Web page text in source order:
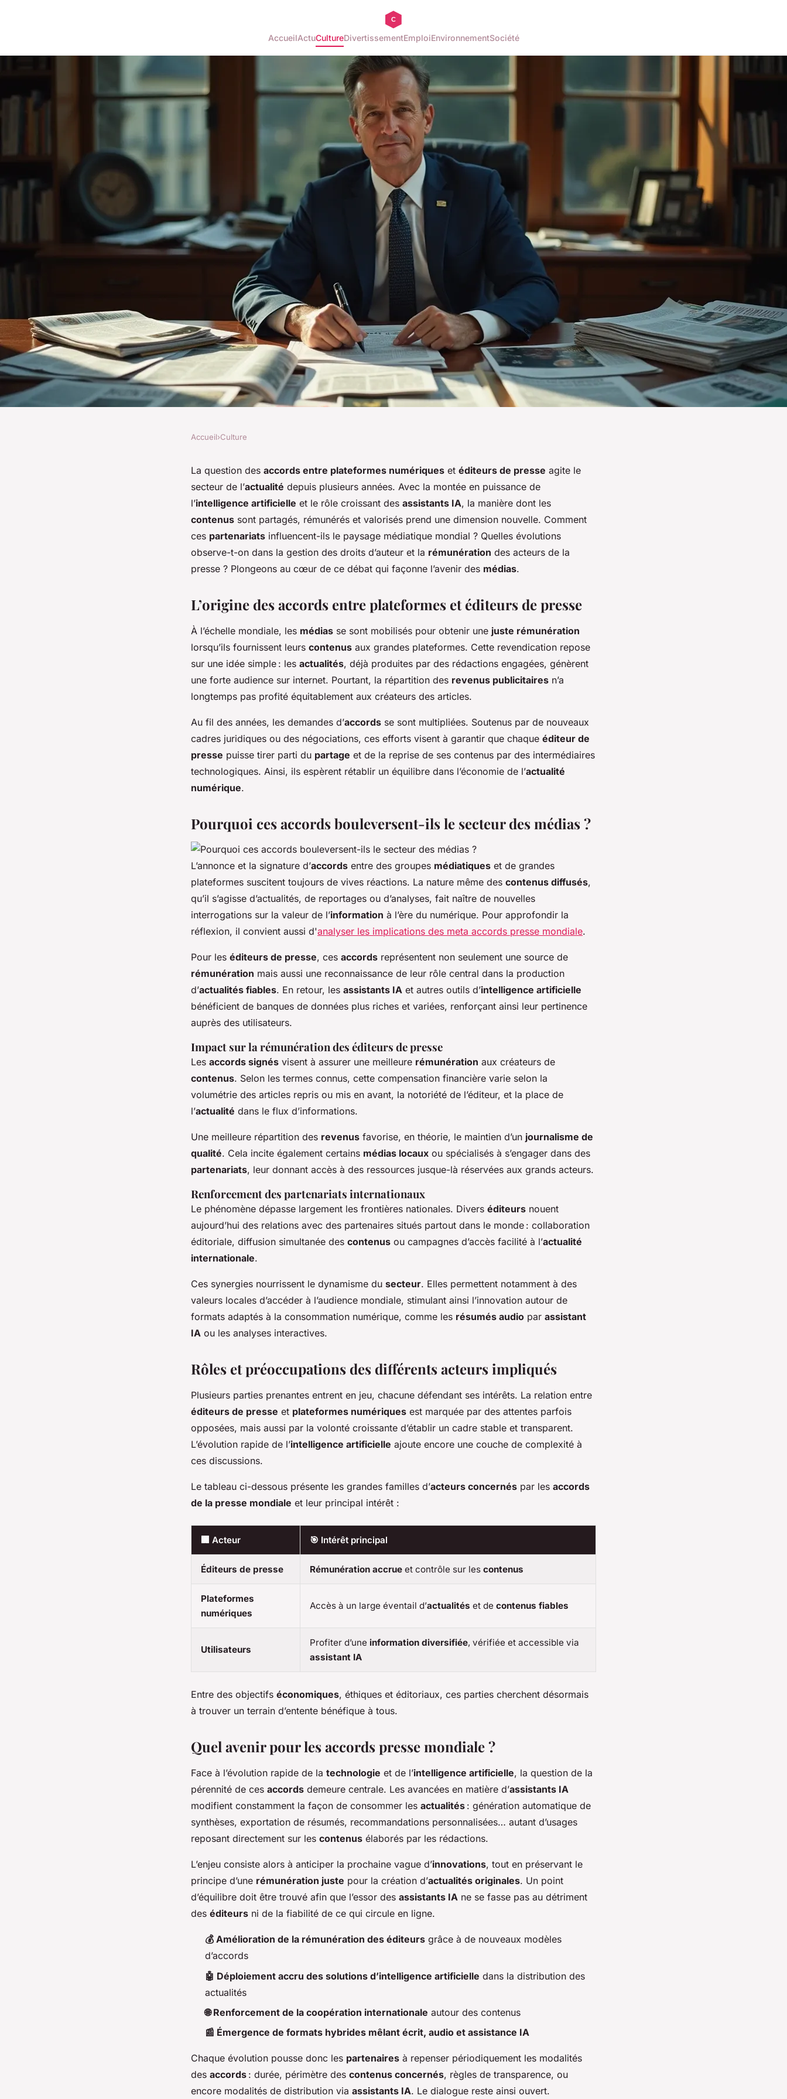
AccueilActuCultureDivertissementEmploiEnvironnementSociété
Meta accords presse mondiale :
enjeux, évolutions et perspectives
pour les médias
Accueil›Culture
La question des accords entre plateformes numériques et éditeurs de presse agite le
secteur de l’actualité depuis plusieurs années. Avec la montée en puissance de
l’intelligence artificielle et le rôle croissant des assistants IA, la manière dont les
contenus sont partagés, rémunérés et valorisés prend une dimension nouvelle. Comment
ces partenariats influencent-ils le paysage médiatique mondial ? Quelles évolutions
observe-t-on dans la gestion des droits d’auteur et la rémunération des acteurs de la
presse ? Plongeons au cœur de ce débat qui façonne l’avenir des médias.
L’origine des accords entre plateformes et éditeurs de presse
À l’échelle mondiale, les médias se sont mobilisés pour obtenir une juste rémunération
lorsqu’ils fournissent leurs contenus aux grandes plateformes. Cette revendication repose
sur une idée simple : les actualités, déjà produites par des rédactions engagées, génèrent
une forte audience sur internet. Pourtant, la répartition des revenus publicitaires n’a
longtemps pas profité équitablement aux créateurs des articles.
Au fil des années, les demandes d’accords se sont multipliées. Soutenus par de nouveaux
cadres juridiques ou des négociations, ces efforts visent à garantir que chaque éditeur de
presse puisse tirer parti du partage et de la reprise de ses contenus par des intermédiaires
technologiques. Ainsi, ils espèrent rétablir un équilibre dans l’économie de l’actualité
numérique.
Pourquoi ces accords bouleversent-ils le secteur des médias ?
L’annonce et la signature d’accords entre des groupes médiatiques et de grandes
plateformes suscitent toujours de vives réactions. La nature même des contenus diffusés,
qu’il s’agisse d’actualités, de reportages ou d’analyses, fait naître de nouvelles
interrogations sur la valeur de l’information à l’ère du numérique. Pour approfondir la
réflexion, il convient aussi d'analyser les implications des meta accords presse mondiale.
Pour les éditeurs de presse, ces accords représentent non seulement une source de
rémunération mais aussi une reconnaissance de leur rôle central dans la production
d’actualités fiables. En retour, les assistants IA et autres outils d’intelligence artificielle
bénéficient de banques de données plus riches et variées, renforçant ainsi leur pertinence
auprès des utilisateurs.
Impact sur la rémunération des éditeurs de presse
Les accords signés visent à assurer une meilleure rémunération aux créateurs de
contenus. Selon les termes connus, cette compensation financière varie selon la
volumétrie des articles repris ou mis en avant, la notoriété de l’éditeur, et la place de
l’actualité dans le flux d’informations.
Une meilleure répartition des revenus favorise, en théorie, le maintien d’un journalisme de
qualité. Cela incite également certains médias locaux ou spécialisés à s’engager dans des
partenariats, leur donnant accès à des ressources jusque-là réservées aux grands acteurs.
Renforcement des partenariats internationaux
Le phénomène dépasse largement les frontières nationales. Divers éditeurs nouent
aujourd’hui des relations avec des partenaires situés partout dans le monde : collaboration
éditoriale, diffusion simultanée des contenus ou campagnes d’accès facilité à l’actualité
internationale.
Ces synergies nourrissent le dynamisme du secteur. Elles permettent notamment à des
valeurs locales d’accéder à l’audience mondiale, stimulant ainsi l’innovation autour de
formats adaptés à la consommation numérique, comme les résumés audio par assistant
IA ou les analyses interactives.
Rôles et préoccupations des différents acteurs impliqués
Plusieurs parties prenantes entrent en jeu, chacune défendant ses intérêts. La relation entre
éditeurs de presse et plateformes numériques est marquée par des attentes parfois
opposées, mais aussi par la volonté croissante d’établir un cadre stable et transparent.
L’évolution rapide de l’intelligence artificielle ajoute encore une couche de complexité à
ces discussions.
Le tableau ci-dessous présente les grandes familles d’acteurs concernés par les accords
de la presse mondiale et leur principal intérêt :
🏢 Acteur 🎯 Intérêt principal
Éditeurs de presse Rémunération accrue et contrôle sur les contenus
Plateformes
numériques
Accès à un large éventail d’actualités et de contenus fiables
Utilisateurs
Profiter d’une information diversifiée, vérifiée et accessible via
assistant IA
Entre des objectifs économiques, éthiques et éditoriaux, ces parties cherchent désormais
à trouver un terrain d’entente bénéfique à tous.
Quel avenir pour les accords presse mondiale ?
Face à l’évolution rapide de la technologie et de l’intelligence artificielle, la question de la
pérennité de ces accords demeure centrale. Les avancées en matière d’assistants IA
modifient constamment la façon de consommer les actualités : génération automatique de
synthèses, exportation de résumés, recommandations personnalisées… autant d’usages
reposant directement sur les contenus élaborés par les rédactions.
L’enjeu consiste alors à anticiper la prochaine vague d’innovations, tout en préservant le
principe d’une rémunération juste pour la création d’actualités originales. Un point
d’équilibre doit être trouvé afin que l’essor des assistants IA ne se fasse pas au détriment
des éditeurs ni de la fiabilité de ce qui circule en ligne.
💰 Amélioration de la rémunération des éditeurs grâce à de nouveaux modèles
d’accords
🤖 Déploiement accru des solutions d’intelligence artificielle dans la distribution des
actualités
🌐 Renforcement de la coopération internationale autour des contenus
📰 Émergence de formats hybrides mêlant écrit, audio et assistance IA
Chaque évolution pousse donc les partenaires à repenser périodiquement les modalités
des accords : durée, périmètre des contenus concernés, règles de transparence, ou
encore modalités de distribution via assistants IA. Le dialogue reste ainsi ouvert.